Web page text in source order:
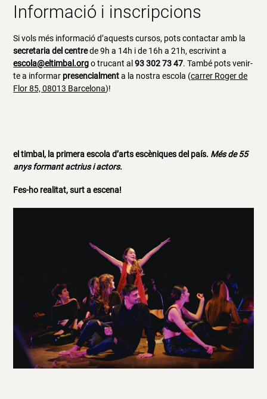
Informació i inscripcions
Si vols més informació d’aquests cursos, pots contactar amb la
secretaria del centrede 9h a 14h i de 16h a 21h, escrivint a
escola@eltimbal.orgo trucant al 93 302 73 47. També pots venir-
te a informar presencialmenta la nostra escola (carrer Roger de
Flor 85, 08013 Barcelona)!
el timbal, la primera escola d’arts escèniques del país. Més de 55
anys formant actrius i actors.
Fes-ho realitat, surt a escena!